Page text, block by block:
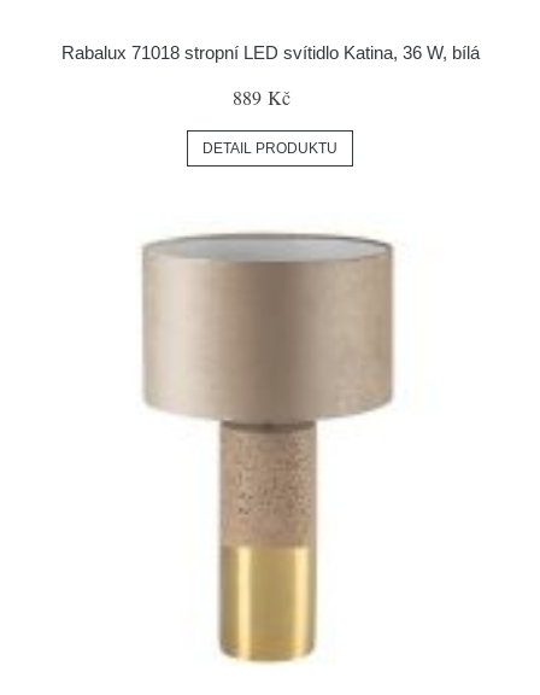
Rabalux 71018 stropní LED svítidlo Katina, 36 W, bílá
889 Kč
DETAIL PRODUKTU